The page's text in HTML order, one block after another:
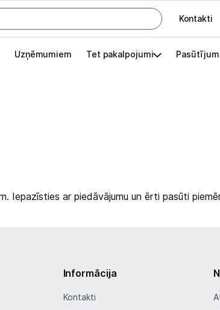
Kontakti
Uzņēmumiem Tet pakalpojumi
Pieslēgties
Iepazīsties ar piedāvājumu un ērti pasūti
Informācija
Kontakti